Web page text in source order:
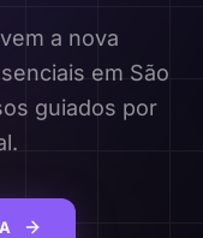
a nova
em São
guiados por